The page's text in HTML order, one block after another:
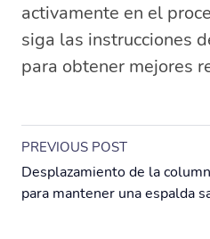
activamente en el
siga las instrucciones
para obtener mejores
PREVIOUS POST
Desplazamiento de la
para mantener una espalda